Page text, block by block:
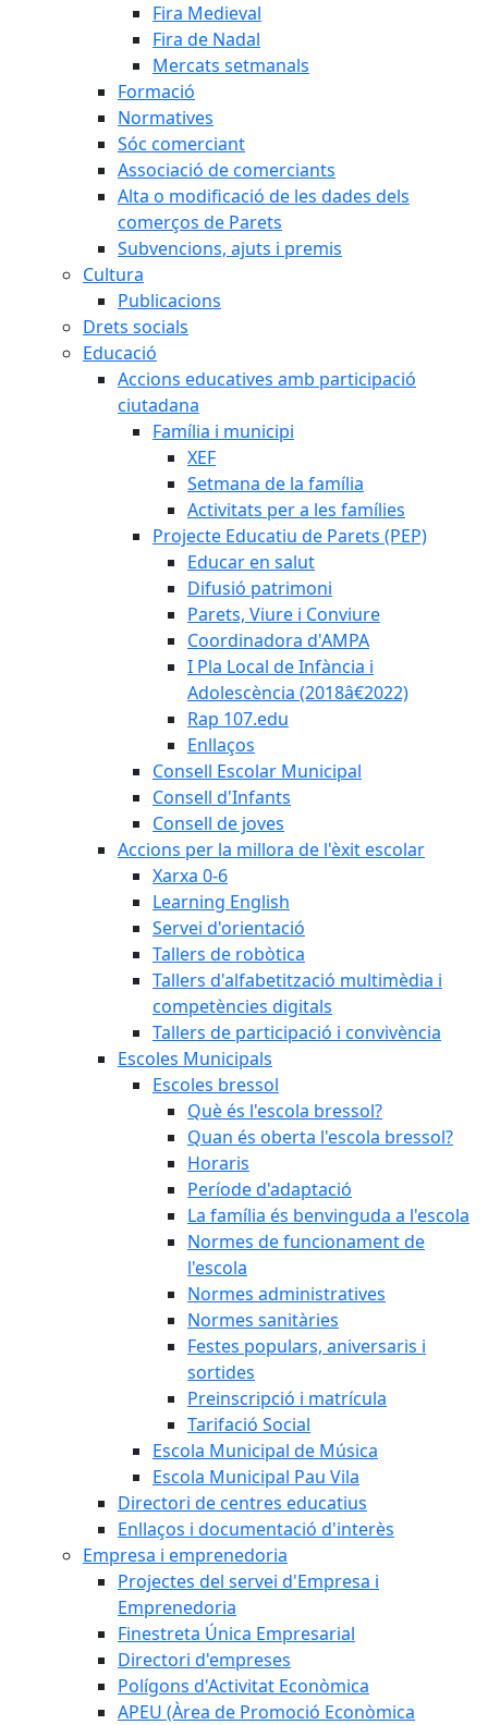
Fira Medieval
Fira de Nadal
Mercats setmanals
Formació
Normatives
Sóc comerciant
Associació de comerciants
Alta o modificació de les dades dels
comerços de Parets
Subvencions, ajuts i premis
Cultura
Publicacions
Drets socials
Educació
Accions educatives amb participació
ciutadana
Família i municipi
XEF
Setmana de la família
Activitats per a les famílies
Projecte Educatiu de Parets (PEP)
Educar en salut
Difusió patrimoni
Parets, Viure i Conviure
Coordinadora d'AMPA
I Pla Local de Infància i
Adolescència (2018â€2022)
Rap 107.edu
Enllaços
Consell Escolar Municipal
Consell d'Infants
Consell de joves
Accions per la millora de l'èxit escolar
Xarxa 0-6
Learning English
Servei d'orientació
Tallers de robòtica
Tallers d'alfabetització multimèdia i
competències digitals
Tallers de participació i convivència
Escoles Municipals
Escoles bressol
Què és l'escola bressol?
Quan és oberta l'escola bressol?
Horaris
Període d'adaptació
La família és benvinguda a l'escola
Normes de funcionament de
l'escola
Normes administratives
Normes sanitàries
Festes populars, aniversaris i
sortides
Preinscripció i matrícula
Tarifació Social
Escola Municipal de Música
Escola Municipal Pau Vila
Directori de centres educatius
Enllaços i documentació d'interès
Empresa i emprenedoria
Projectes del servei d'Empresa i
Emprenedoria
Finestreta Única Empresarial
Directori d'empreses
Polígons d'Activitat Econòmica
APEU (Àrea de Promoció Econòmica